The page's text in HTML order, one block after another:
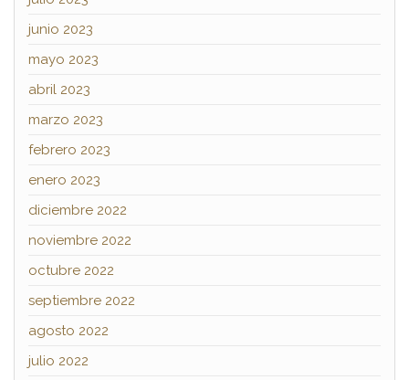
junio 2023
mayo 2023
abril 2023
marzo 2023
febrero 2023
enero 2023
diciembre 2022
noviembre 2022
octubre 2022
septiembre 2022
agosto 2022
julio 2022